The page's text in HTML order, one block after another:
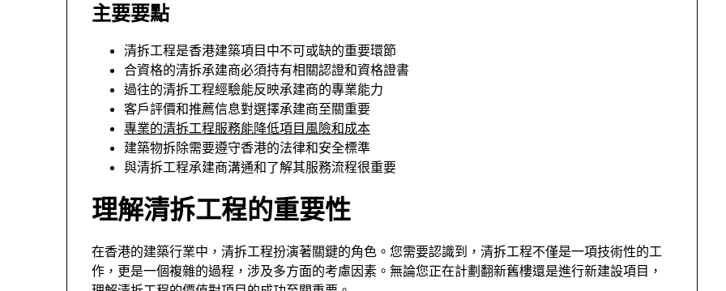
主要要點
清拆工程是香港建築項目中不可或缺的重要環節
合資格的清拆承建商必須持有相關認證和資格證書
過往的清拆工程經驗能反映承建商的專業能力
客戶評價和推薦信息對選擇承建商至關重要
專業的清拆工程服務能降低項目風險和成本
建築物拆除需要遵守香港的法律和安全標準
與清拆工程承建商溝通和了解其服務流程很重要
理解清拆工程的重要性
在香港的建築行業中，清拆工程扮演著關鍵的角色。您需要認識到，清拆工程不僅是一項技術性的工
作，更是一個複雜的過程，涉及多方面的考慮因素。無論您正在計劃翻新舊樓還是進行新建設項目，